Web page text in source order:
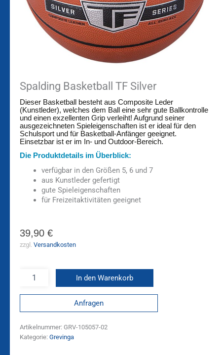
Spalding Basketball TF Silver
Dieser Basketball besteht aus Composite Leder
(Kunstleder), welches dem Ball eine sehr gute Ballkontrolle
und einen exzellenten Grip verleiht! Aufgrund seiner
ausgezeichneten Spieleigenschaften ist er ideal für den
Schulsport und für Basketball-Anfänger geeignet.
Einsetzbar ist er im In- und Outdoor-Bereich.
Die Produktdetails im Überblick:
verfügbar in den Größen 5, 6 und 7
aus Kunstleder gefertigt
gute Spieleigenschaften
für Freizeitaktivitäten geeignet
39,90 €
zzgl. Versandkosten
In den Warenkorb
Anfragen
Artikelnummer: GRV-105057-02
Kategorie: Grevinga